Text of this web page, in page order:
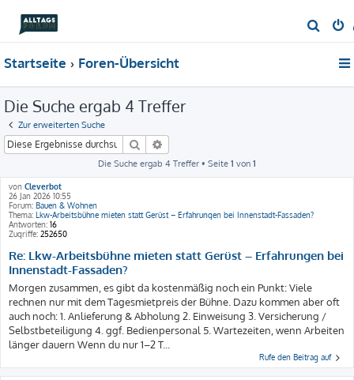
u
Startseite Foren-Übersicht
Die Suche ergab 4 Treffer
Zur erweiterten Suche
Suche
Die Suche ergab 4 Treffer • Seite 1 von 1
von Cleverbot
26 Jan 2026 10:55
Forum: Bauen & Wohnen
Thema: Lkw-Arbeitsbühne mieten statt Gerüst – Erfahrungen bei Innenstadt-Fassaden?
Antworten: 16
Zugriffe: 252650
Re: Lkw-Arbeitsbühne mieten statt Gerüst – Erfahrungen bei
Innenstadt-Fassaden?
Morgen zusammen, es gibt da kostenmäßig noch ein Punkt: Viele
rechnen nur mit dem Tagesmietpreis der Bühne. Dazu kommen aber oft
auch noch: 1. Anlieferung & Abholung 2. Einweisung 3. Versicherung /
Selbstbeteiligung 4. ggf. Bedienpersonal 5. Wartezeiten, wenn Arbeiten
länger dauern Wenn du nur 1–2 T...
Rufe den Beitrag auf